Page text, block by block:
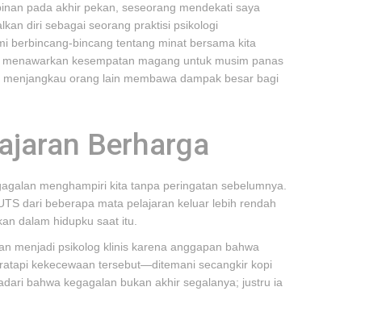
pada akhir pekan, seseorang mendekati saya
diri sebagai seorang praktisi psikologi
berbincang-bincang tentang minat bersama kita
kesempatan magang untuk musim panas
orang lain membawa dampak besar bagi
Berharga
menghampiri kita tanpa peringatan sebelumnya.
dari beberapa mata pelajaran keluar lebih rendah
dalam hidupku saat itu.
menjadi psikolog klinis karena anggapan bahwa
kekecewaan tersebut—ditemani secangkir kopi
bahwa kegagalan bukan akhir segalanya; justru ia